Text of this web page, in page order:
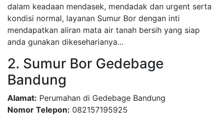
dalam keadaan mendasek, mendadak dan urgent serta
kondisi normal, layanan Sumur Bor dengan inti
mendapatkan aliran mata air tanah bersih yang siap
anda gunakan dikeseharianya...
2. Sumur Bor Gedebage
Bandung
Alamat: Perumahan di Gedebage Bandung
Nomor Telepon: 082157195925